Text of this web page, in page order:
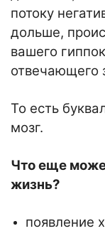
потоку
дольше,
вашего
отвечающего
То есть
мозг.
Что еще
жизнь?
появление